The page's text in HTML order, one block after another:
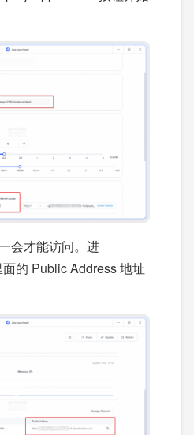
会才能访问。进
的 Public Address 地址